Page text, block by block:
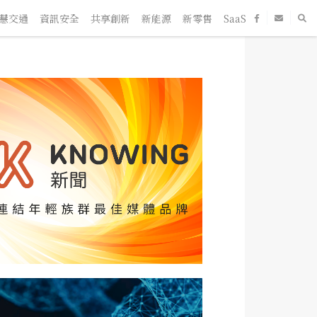
資訊安全 共享創新 新能源 新零售 SaaS 新創企業 人物